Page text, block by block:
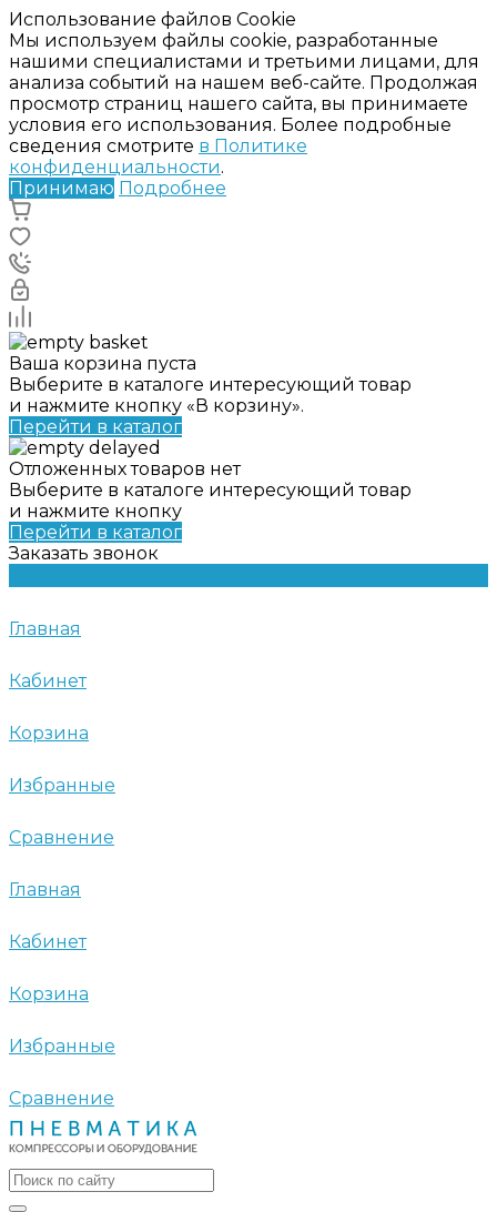
Использование файлов Cookie
Мы используем файлы cookie, разработанные
нашими специалистами и третьими лицами, для
анализа событий на нашем веб-сайте. Продолжая
просмотр страниц нашего сайта, вы принимаете
условия его использования. Более подробные
сведения смотрите в Политике
конфиденциальности.
Принимаю Подробнее
Ваша корзина пуста
Выберите в каталоге интересующий товар
и нажмите кнопку «В корзину».
Перейти в каталог
Отложенных товаров нет
Выберите в каталоге интересующий товар
и нажмите кнопку
Перейти в каталог
Заказать звонок
Главная
Кабинет
Корзина
Избранные
Сравнение
Главная
Кабинет
Корзина
Избранные
Сравнение